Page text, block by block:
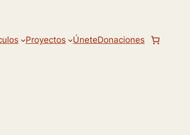
Proyectos ÚneteDonaciones